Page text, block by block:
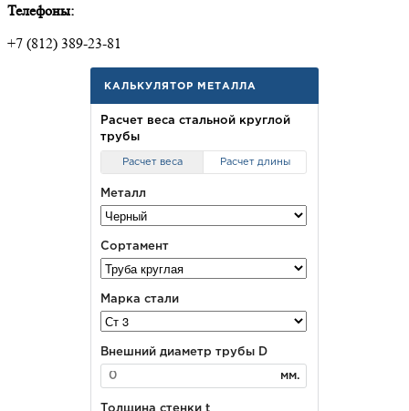
Телефоны:
+7 (812) 389-23-81